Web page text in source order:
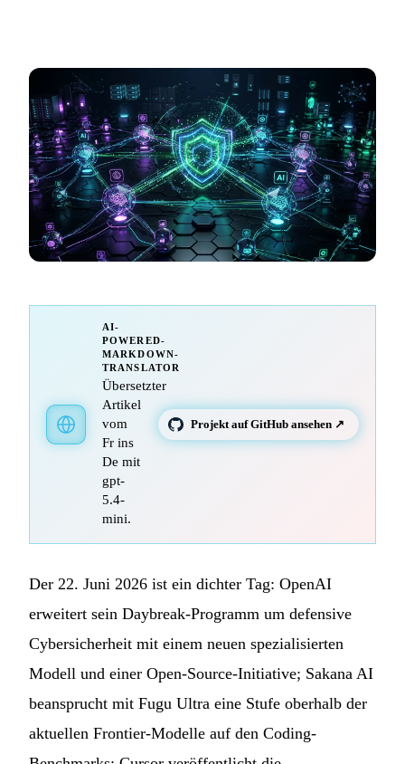
AI-
POWERED-
MARKDOWN-
TRANSLATOR
Übersetzter
Artikel
vom
Fr ins
De mit
gpt-
5.4-
mini.
Projekt auf GitHub ansehen ↗
Der 22. Juni 2026 ist ein dichter Tag: OpenAI
erweitert sein Daybreak-Programm um defensive
Cybersicherheit mit einem neuen spezialisierten
Modell und einer Open-Source-Initiative; Sakana AI
beansprucht mit Fugu Ultra eine Stufe oberhalb der
aktuellen Frontier-Modelle auf den Coding-